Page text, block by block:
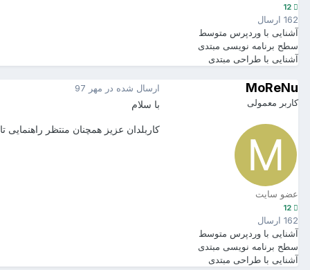
162 ارسال
آشنایی با وردپرس متوسط
سطح برنامه نویسی مبتدی
آشنایی با طراحی مبتدی
MoReNu
کاربر معمولی
عضو سایت
162 ارسال
آشنایی با وردپرس متوسط
سطح برنامه نویسی مبتدی
آشنایی با طراحی مبتدی
ارسال شده در مهر 97
با سلام
کاربلدان عزیز همچنان منتظر راهنمایی